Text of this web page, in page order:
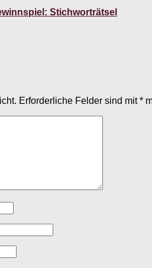
Stichworträtsel
Erforderliche Felder sind mit*